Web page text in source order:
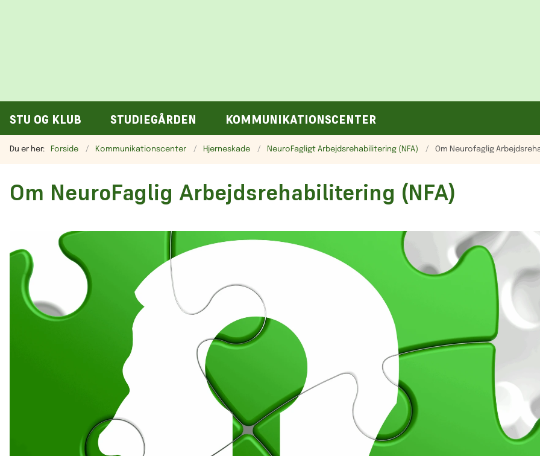
STU OG KLUB STUDIEGÅRDEN KOMMUNIKATIONSCENTER
Du er her: Forside Kommunikationscenter Hjerneskade NeuroFagligt Arbejdsrehabilitering (NFA) Om Neurofaglig
Om NeuroFaglig Arbejdsrehabilitering (NFA)